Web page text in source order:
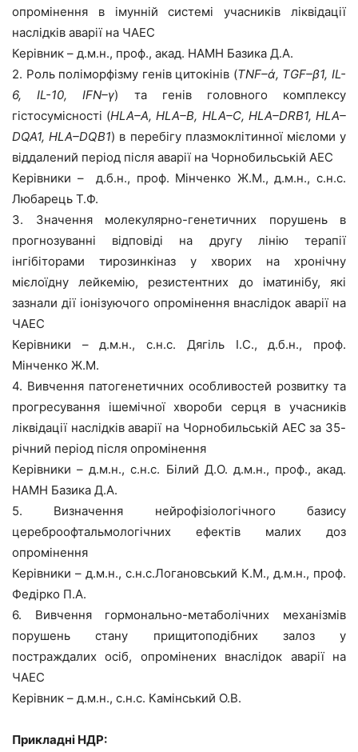
опромінення в імунній системі учасників ліквідації
наслідків аварії на ЧАЕС
Керівник – д.м.н., проф., акад. НАМН Базика Д.А.
2. Роль поліморфізму генів цитокінів (TNF–ά, TGF–β1,IL-
6,IL-10,IFN–γ) та генів головного комплексу
гістосумісності (HLA–A,HLA–B, HLA–C, HLA–DRB1,HLA–
DQA1,HLA–DQB1) в перебігу плазмоклітинної мієломи у
віддалений період після аварії на Чорнобильській АЕС
Керівники – д.б.н., проф. Мінченко Ж.М., д.м.н., с.н.с.
Любарець Т.Ф.
3. Значення молекулярно-генетичних порушень в
прогнозуванні відповіді на другу лінію терапії
інгібіторами тирозинкіназ у хворих на хронічну
мієлоїдну лейкемію, резистентних до іматинібу, які
зазнали дії іонізуючого опромінення внаслідок аварії на
ЧАЕС
Керівники – д.м.н., с.н.с. Дягіль І.С., д.б.н., проф.
Мінченко Ж.М.
4. Вивчення патогенетичних особливостей розвитку та
прогресування ішемічної хвороби серця в учасників
ліквідації наслідків аварії на Чорнобильській АЕС за 35-
річний період після опромінення
Керівники – д.м.н., с.н.с. Білий Д.О. д.м.н., проф., акад.
НАМН Базика Д.А.
5. Визначення нейрофізіологічного базису
цереброофтальмологічних ефектів малих доз
опромінення
Керівники – д.м.н., с.н.с.Логановський К.М., д.м.н., проф.
Федірко П.А.
6. Вивчення гормонально-метаболічних механізмів
порушень стану прищитоподібних залоз у
постраждалих осіб, опромінених внаслідок аварії на
ЧАЕС
Керівник – д.м.н., с.н.с. Камінський О.В.
Прикладні НДР: